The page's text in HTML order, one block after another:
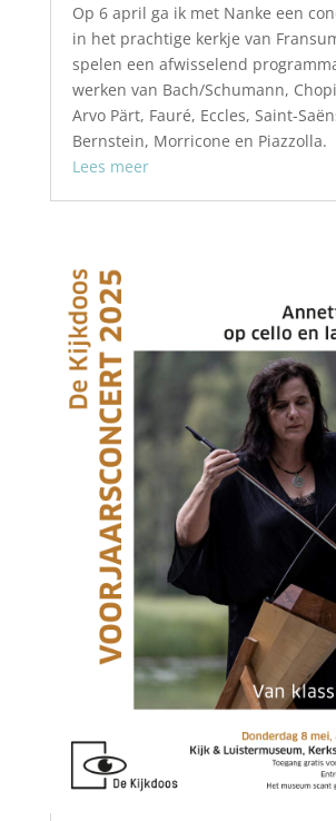
Op 6 april ga ik met Nanke een
in het prachtige kerkje van
spelen een afwisselend
werken van Bach/Schumann,
Arvo Pärt, Fauré, Eccles, Saint-
Bernstein, Morricone en Piazzolla.
Lees meer